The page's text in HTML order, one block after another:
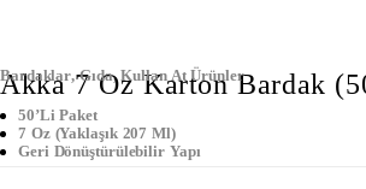
Bardaklar,Gıda,Kullan At Ürünler
Akka 7 Oz Karton Bardak
50’li Paket
7 Oz (Yaklaşık 207 Ml)
Geri Dönüştürülebilir Yapı